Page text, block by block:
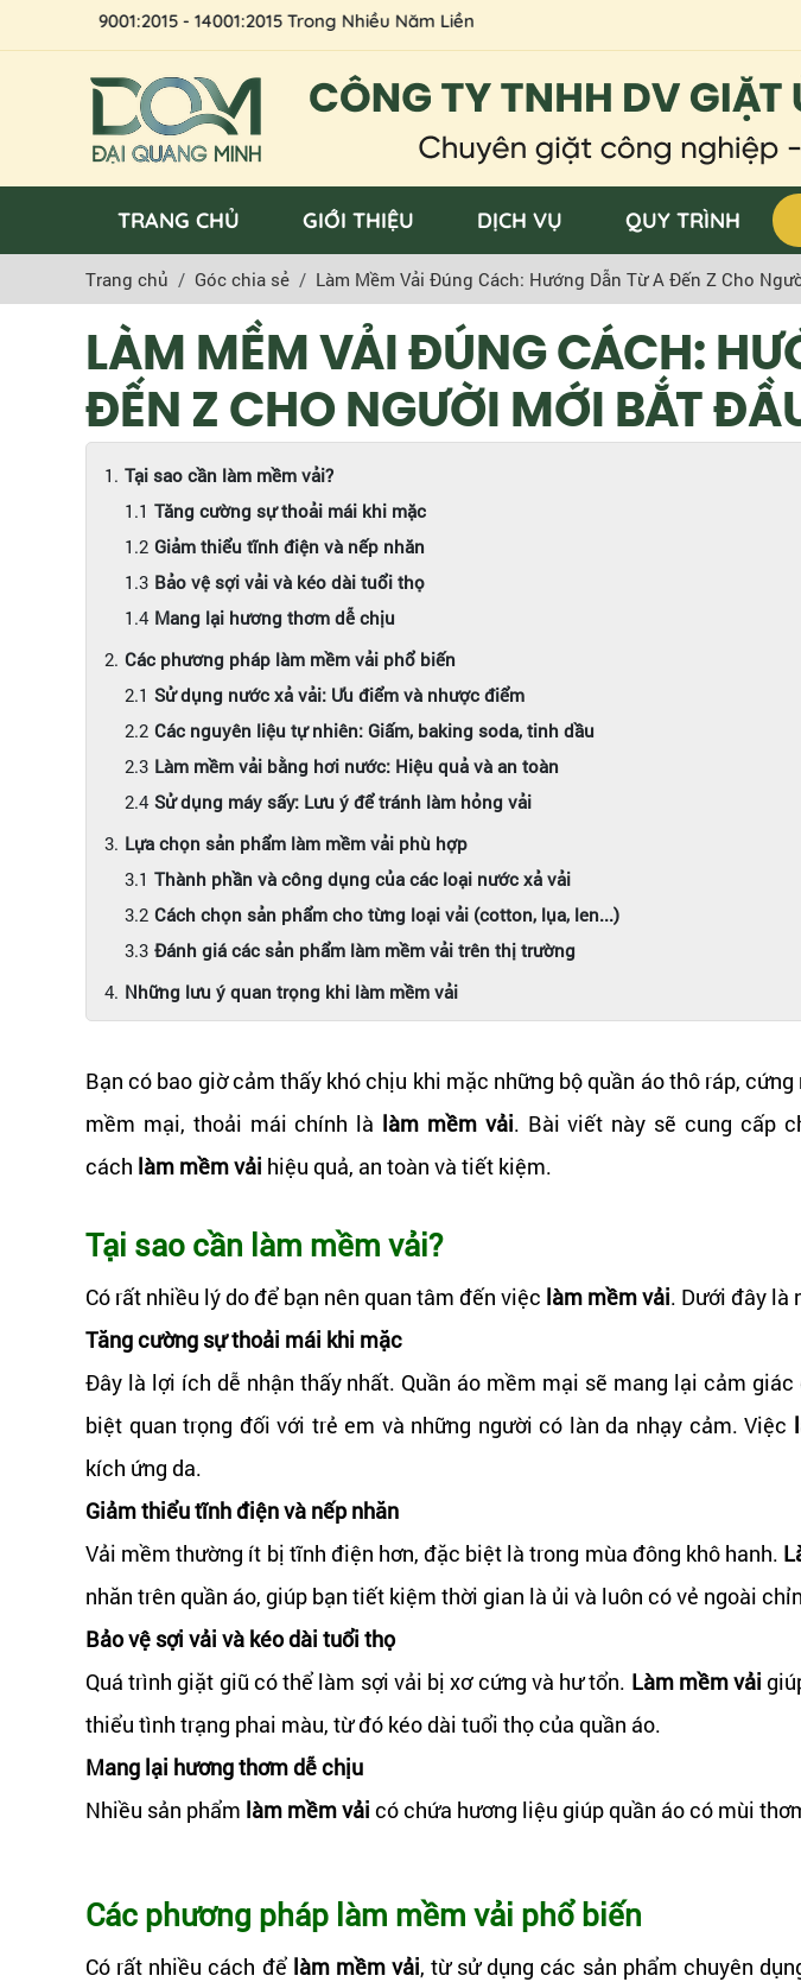
9001:2015 - 14001:2015 Trong Nhiều Năm Liền
TRANG CHỦ GIỚI THIỆU DỊCH VỤ QUY TRÌNH
Trang chủ Góc chia sẻ Làm Mềm Vải Đúng Cách: Hướng Dẫn Từ A Đến Z Cho
LÀM MỀM VẢI ĐÚNG CÁCH:
ĐẾN Z CHO NGƯỜI MỚI BẮT
Tại sao cần làm mềm vải?
Tăng cường sự thoải mái khi mặc
Giảm thiểu tĩnh điện và nếp nhăn
Bảo vệ sợi vải và kéo dài tuổi thọ
Mang lại hương thơm dễ chịu
Các phương pháp làm mềm vải phổ biến
Sử dụng nước xả vải: Ưu điểm và nhược điểm
Các nguyên liệu tự nhiên: Giấm, baking soda, tinh dầu
Làm mềm vải bằng hơi nước: Hiệu quả và an toàn
Sử dụng máy sấy: Lưu ý để tránh làm hỏng vải
Lựa chọn sản phẩm làm mềm vải phù hợp
Thành phần và công dụng của các loại nước xả vải
Cách chọn sản phẩm cho từng loại vải (cotton, lụa, len...)
Đánh giá các sản phẩm làm mềm vải trên thị trường
Những lưu ý quan trọng khi làm mềm vải
Bạn có bao giờ cảm thấy khó chịu khi mặc những bộ quần áo thô ráp,
mềm mại, thoải mái chính là làm mềm vải. Bài viết này sẽ cung cấp
cách làm mềm vải hiệu quả, an toàn và tiết kiệm.
Tại sao cần làm mềm vải?
Có rất nhiều lý do để bạn nên quan tâm đến việc làm mềm vải. Dưới đây là
Tăng cường sự thoải mái khi mặc
Đây là lợi ích dễ nhận thấy nhất. Quần áo mềm mại sẽ mang lại cảm
biệt quan trọng đối với trẻ em và những người có làn da nhạy cảm. Việc
kích ứng da.
Giảm thiểu tĩnh điện và nếp nhăn
Vải mềm thường ít bị tĩnh điện hơn, đặc biệt là trong mùa đông khô hanh.
nhăn trên quần áo, giúp bạn tiết kiệm thời gian là ủi và luôn có vẻ ngoài
Bảo vệ sợi vải và kéo dài tuổi thọ
Quá trình giặt giũ có thể làm sợi vải bị xơ cứng và hư tổn. Làm mềm vải
thiểu tình trạng phai màu, từ đó kéo dài tuổi thọ của quần áo.
Mang lại hương thơm dễ chịu
Nhiều sản phẩm làm mềm vải có chứa hương liệu giúp quần áo có mùi
Các phương pháp làm mềm vải phổ biến
Có rất nhiều cách để làm mềm vải, từ sử dụng các sản phẩm chuyên